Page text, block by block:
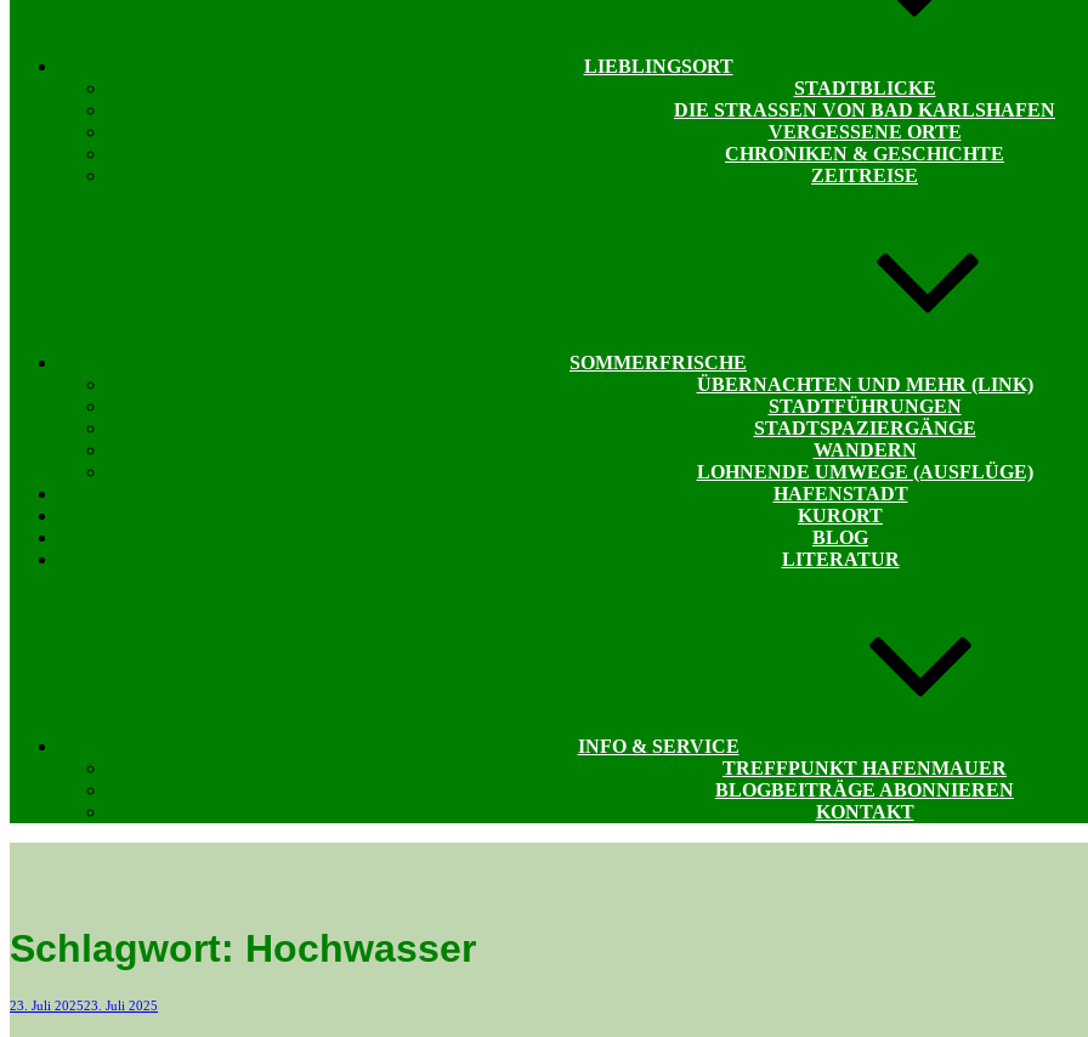
LIEBLINGSORT
STADTBLICKE
DIE STRASSEN VON BAD KARLSHAFEN
VERGESSENE ORTE
CHRONIKEN & GESCHICHTE
ZEITREISE
SOMMERFRISCHE
ÜBERNACHTEN UND MEHR (LINK)
STADTFÜHRUNGEN
STADTSPAZIERGÄNGE
WANDERN
LOHNENDE UMWEGE (AUSFLÜGE)
HAFENSTADT
KURORT
BLOG
LITERATUR
INFO & SERVICE
TREFFPUNKT HAFENMAUER
BLOGBEITRÄGE ABONNIEREN
KONTAKT
Schlagwort: Hochwasser
Veröffentlicht
23. Juli 202523. Juli 2025